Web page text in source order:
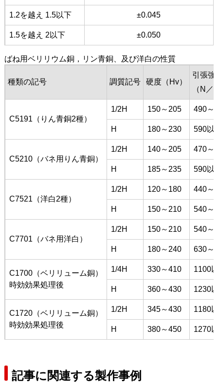
1.2を越え 1.5以下 ±0.045
1.5を越え 2以下 ±0.050
ばね用ベリリウム銅，リン青銅、及び洋白の性質
種類の記号 調質記号 硬度（Hv）
引張強
（N／
C5191（りん青銅2種）
1/2H 150～205 490～
H 180～230 590以
C5210（バネ用りん青銅）
1/2H 140～205 470～
H 185～235 590以
C7521（洋白2種）
1/2H 120～180 440～
H 150～210 540～
C7701（バネ用洋白）
1/2H 150～210 540～
H 180～240 630～
C1700（ベリリューム銅）
時効効果処理後
1/4H 330～410 1100
H 360～430 1230
C1720（ベリリューム銅）
時効効果処理後
1/2H 345～430 1180
H 380～450 1270
記事に関連する製作事例